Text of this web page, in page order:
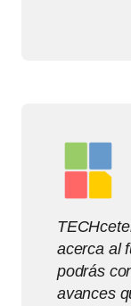
acerca al
podrás
avances